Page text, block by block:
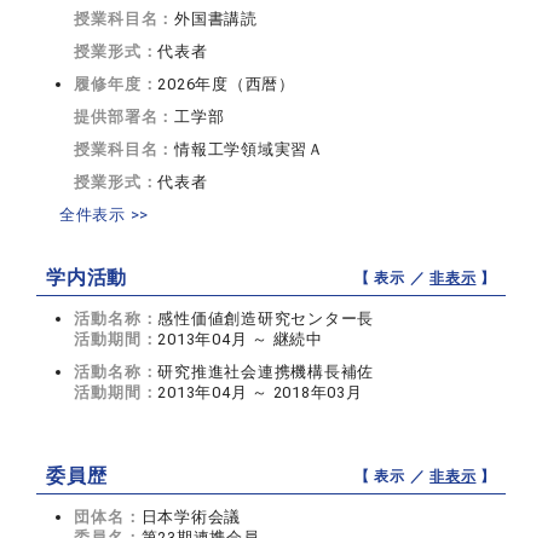
授業科目名：外国書講読
授業形式：代表者
履修年度：2026年度（西暦）
提供部署名：工学部
授業科目名：情報工学領域実習Ａ
授業形式：代表者
全件表示 >>
学内活動 【 表示 ／非表示 】
活動名称：感性価値創造研究センター長
活動期間：2013年04月 ～ 継続中
活動名称：研究推進社会連携機構長補佐
活動期間：2013年04月 ～ 2018年03月
委員歴 【 表示 ／非表示 】
団体名： 日本学術会議